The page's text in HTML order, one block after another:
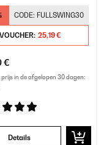
CODE: FULLSWING30
25,19 €
€
prijs in de afgelopen 30 dagen:
Details